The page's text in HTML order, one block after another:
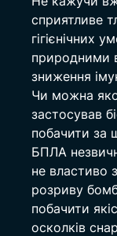
сприятливе
гігієнічних
природними
зниження
Чи можна
застосував
побачити за
БПЛА
не властиво
розриву
побачити
осколків